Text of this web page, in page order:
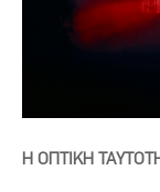
Η ΟΠΤΙΚΗ